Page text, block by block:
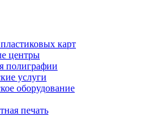
карт
центры
полиграфии
услуги
оборудование
печать